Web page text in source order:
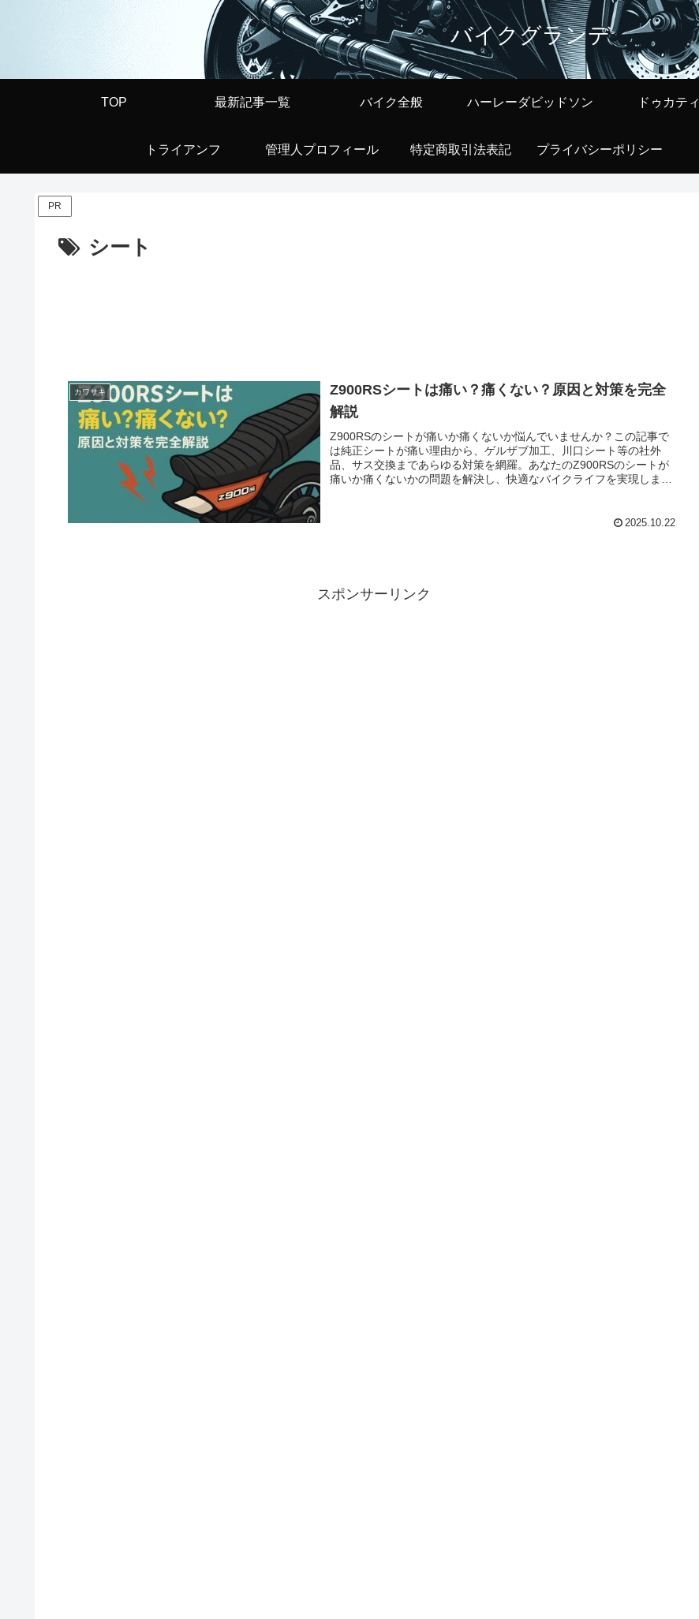
バイクグランデ
TOP 最新記事一覧 バイク全般 ハーレーダビッドソン ドゥカティ
トライアンフ 管理人プロフィール 特定商取引法表記 プライバシーポリシー
PR
シート
カワサキ
Z900RSシートは痛い？痛くない？原因と対策を完全
解説
Z900RSのシートが痛いか痛くないか悩んでいませんか？この記事で
は純正シートが痛い理由から、ゲルザブ加工、川口シート等の社外
品、サス交換まであらゆる対策を網羅。あなたのZ900RSのシートが
痛いか痛くないかの問題を解決し、快適なバイクライフを実現しま
2025.10.22
スポンサーリンク